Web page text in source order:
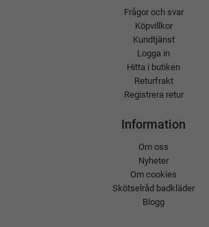
Frågor och svar
Köpvillkor
Kundtjänst
Logga in
Hitta i butiken
Returfrakt
Registrera retur
Information
Om oss
Nyheter
Om cookies
Skötselråd badkläder
Blogg